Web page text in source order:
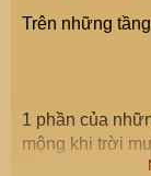
Các cụ cứ kéo,
cụ đừng ném
Đi trong sương
Đi trên mây
Trên những
1 phần của
mộng khi trời
khi xe trơn